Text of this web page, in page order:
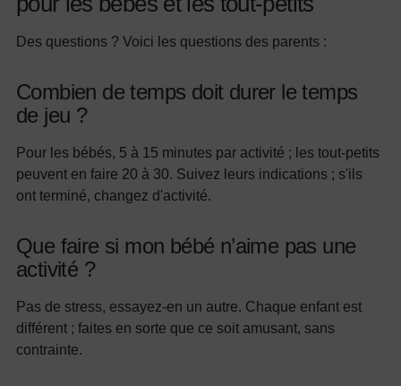
Des questions ? Voici les questions des parents :
Combien de temps doit durer le temps
de jeu ?
Pour les bébés, 5 à 15 minutes par activité ; les tout-petits
peuvent en faire 20 à 30. Suivez leurs indications ; s'ils
ont terminé, changez d'activité.
Que faire si mon bébé n’aime pas une
activité ?
Pas de stress, essayez-en un autre. Chaque enfant est
différent ; faites en sorte que ce soit amusant, sans
contrainte.